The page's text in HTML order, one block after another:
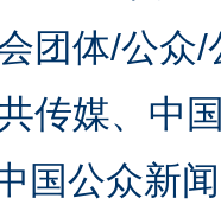
团体/公众
传媒、中
国公众新